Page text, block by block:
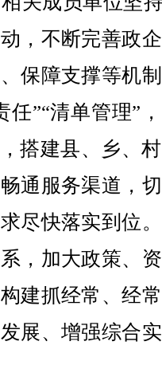
，不断完善政
保障支撑等机
任”“清单管理”
搭建县、乡、
通服务渠道，
尽快落实到位
，加大政策、
建抓经常、经
展、增强综合